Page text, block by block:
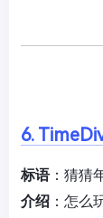
6.
标语：猜猜
介绍 ：怎么